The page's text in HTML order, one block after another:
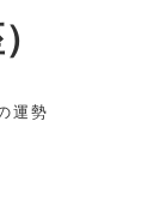
運勢